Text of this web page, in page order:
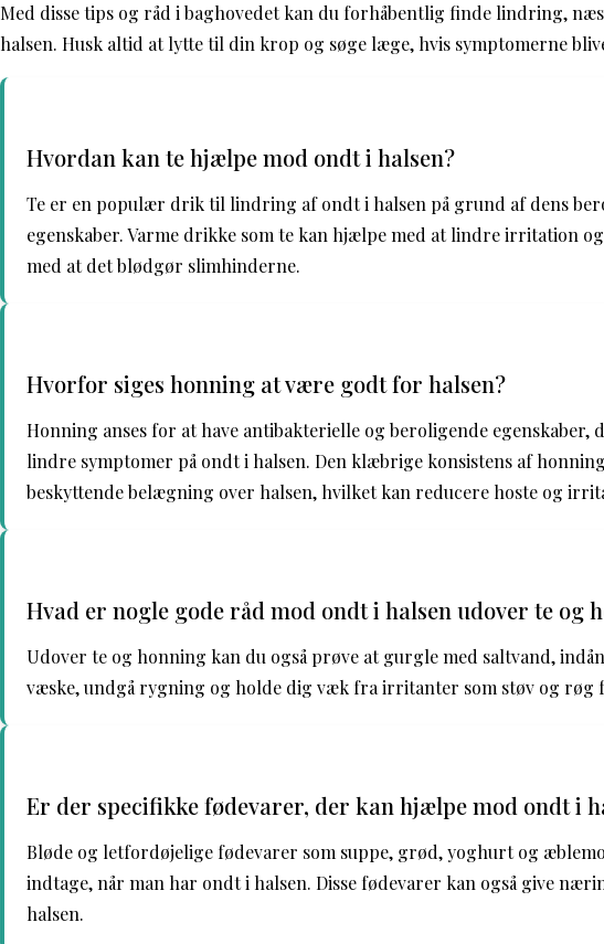
Med disse tips og råd i baghovedet kan du forhåbentlig finde lindring,
halsen. Husk altid at lytte til din krop og søge læge, hvis symptomerne
Hvordan kan te hjælpe mod ondt i halsen?
Te er en populær drik til lindring af ondt i halsen på grund af dens
egenskaber. Varme drikke som te kan hjælpe med at lindre irritation
med at det blødgør slimhinderne.
Hvorfor siges honning at være godt for halsen?
Honning anses for at have antibakterielle og beroligende egenskaber,
lindre symptomer på ondt i halsen. Den klæbrige konsistens af honning
beskyttende belægning over halsen, hvilket kan reducere hoste og
Hvad er nogle gode råd mod ondt i halsen udover te og
Udover te og honning kan du også prøve at gurgle med saltvand,
væske, undgå rygning og holde dig væk fra irritanter som støv og røg
Er der specifikke fødevarer, der kan hjælpe mod ondt i
Bløde og letfordøjelige fødevarer som suppe, grød, yoghurt og
indtage, når man har ondt i halsen. Disse fødevarer kan også give
halsen.